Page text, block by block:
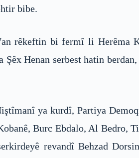
bibe.
rêkeftin bi fermî li Herêma
Henan serbest hatin
ya kurdî, Partiya
Burc Ebdalo, Al Bedro,
revandî Behzad